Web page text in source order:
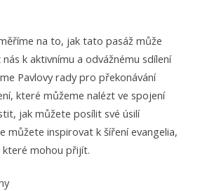
na to, jak tato pasáž může
k aktivnímu a odvážnému sdílení
Pavlovy rady pro překonávání
které můžeme nalézt ve spojení
jak můžete posílit své úsilí
můžete inspirovat k šíření evangelia,
které mohou přijít.